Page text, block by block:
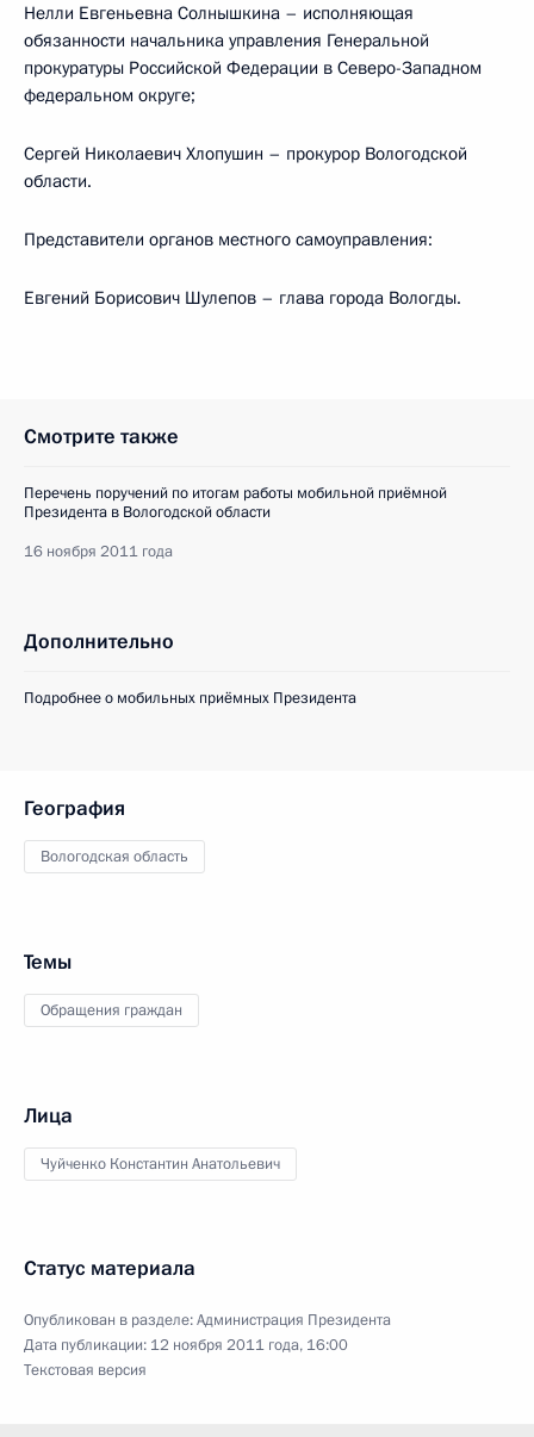
Нелли Евгеньевна Солнышкина – исполняющая
обязанности начальника управления Генеральной
прокуратуры Российской Федерации в Северо-Западном
федеральном округе;
Сергей Николаевич Хлопушин – прокурор Вологодской
области.
Представители органов местного самоуправления:
Евгений Борисович Шулепов – глава города Вологды.
Смотрите также
Перечень поручений по итогам работы мобильной приёмной
Президента в Вологодской области
16 ноября 2011 года
Дополнительно
Подробнее о мобильных приёмных Президента
География
Вологодская область
Темы
Обращения граждан
Лица
Чуйченко Константин Анатольевич
Статус материала
Опубликован в разделе:Администрация Президента
Дата публикации: 12 ноября 2011 года, 16:00
Текстовая версия